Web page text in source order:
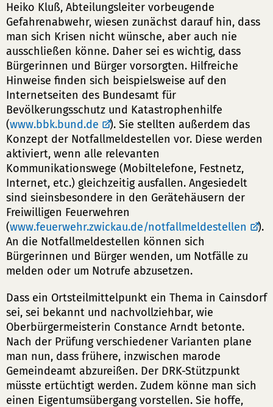
Heiko Kluß, Abteilungsleiter vorbeugende
Gefahrenabwehr, wiesen zunächst darauf hin, dass
man sich Krisen nicht wünsche, aber auch nie
ausschließen könne. Daher sei es wichtig, dass
Bürgerinnen und Bürger vorsorgten. Hilfreiche
Hinweise finden sich beispielsweise auf den
Internetseiten des Bundesamt für
Bevölkerungsschutz und Katastrophenhilfe
(www.bbk.bund.de
). Sie stellten außerdem das
Konzept der Notfallmeldestellen vor. Diese werden
aktiviert, wenn alle relevanten
Kommunikationswege (Mobiltelefone, Festnetz,
Internet, etc.) gleichzeitig ausfallen. Angesiedelt
sind sieinsbesondere in den Gerätehäusern der
Freiwilligen Feuerwehren
(www.feuerwehr.zwickau.de/notfallmeldestellen
).
An die Notfallmeldestellen können sich
Bürgerinnen und Bürger wenden, um Notfälle zu
melden oder um Notrufe abzusetzen.
Dass ein Ortsteilmittelpunkt ein Thema in Cainsdorf
sei, sei bekannt und nachvollziehbar, wie
Oberbürgermeisterin Constance Arndt betonte.
Nach der Prüfung verschiedener Varianten plane
man nun, dass frühere, inzwischen marode
Gemeindeamt abzureißen. Der DRK-Stützpunkt
müsste ertüchtigt werden. Zudem könne man sich
einen Eigentumsübergang vorstellen. Sie hoffe,